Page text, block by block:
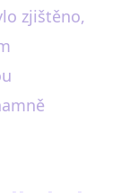
zjištěno,